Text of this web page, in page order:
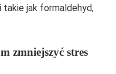
takie jak formaldehyd,
zmniejszyć stres